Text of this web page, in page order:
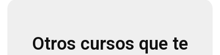
Otros cursos que te